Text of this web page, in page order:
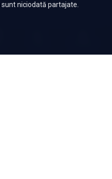
niciodată partajate.